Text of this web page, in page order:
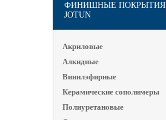
ФИНИШНЫЕ ПОКРЫТИЯ
JOTUN
Акриловые
Алкидные
Винилэфирные
Керамические сополимеры
Полиуретановые